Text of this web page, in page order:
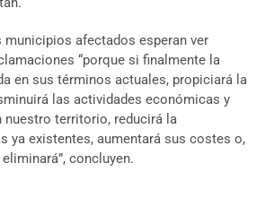
municipios afectados esperan ver
“porque si finalmente la
en sus términos actuales, propiciará la
las actividades económicas y
nuestro territorio, reducirá la
ya existentes, aumentará sus costes o,
concluyen.